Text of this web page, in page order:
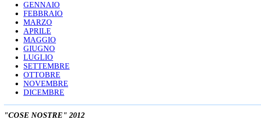
GENNAIO
FEBBRAIO
MARZO
APRILE
MAGGIO
GIUGNO
LUGLIO
SETTEMBRE
OTTOBRE
NOVEMBRE
DICEMBRE
"COSE NOSTRE" 2012